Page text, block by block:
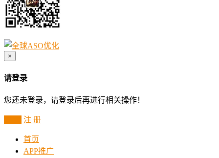
×
请登录
您还未登录，请登录后再进行相关操作！
注 册
首页
APP推广